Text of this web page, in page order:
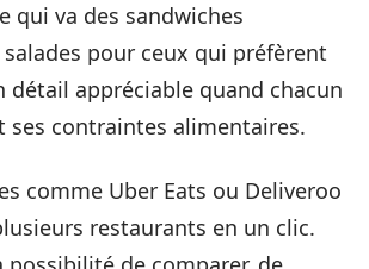
qui va des sandwiches
pour ceux qui préfèrent
détail appréciable quand chacun
ses contraintes alimentaires.
comme Uber Eats ou Deliveroo
restaurants en un clic.